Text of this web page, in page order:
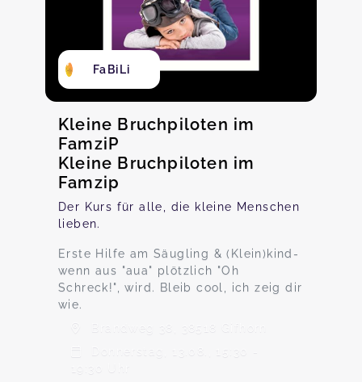
FaBiLi
Kleine Bruchpiloten im
FamziP
Kleine Bruchpiloten im
Famzip
Der Kurs für alle, die kleine Menschen
lieben.
Erste Hilfe am Säugling & (Klein)kind-
wenn aus "aua" plötzlich "Oh
Schreck!", wird. Bleib cool, ich zeig dir
wie.
Brandweg 38, 38518 Gifhorn
Donnerstag, 13.08., 15:30 -
19:30 Uhr